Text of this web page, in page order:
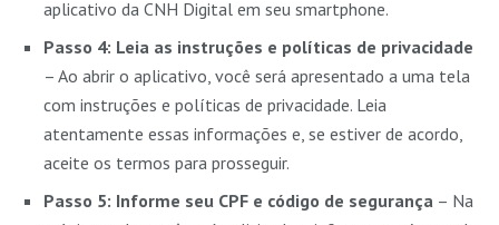
aplicativo da CNH Digital em seu smartphone.
Passo 4: Leia as instruções e políticas de privacidade
– Ao abrir o aplicativo, você será apresentado a uma tela
com instruções e políticas de privacidade. Leia
atentamente essas informações e, se estiver de acordo,
aceite os termos para prosseguir.
Passo 5: Informe seu CPF e código de segurança – Na